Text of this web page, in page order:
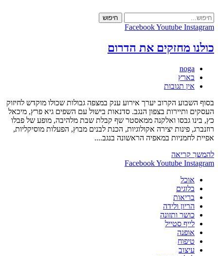
to
content
חיפוש
FacebookYoutube Instagram
כולנו מחזקים את הדרום
מחבר:
noga
קטגוריה:
בארץ
תגובות:
אין תגובות
בסוף השבוע הקרוב יערך אירוע ענק במצפה גבולות שכולו מוקדש לחיזוק
העסקים ותיירות בצפון הנגב. סדנאות בישול עם השפים גיא פרץ, מיכאל
כץ, בינו גבסו ואלקנה ממאסטר שף קבלת שבת מלהיבה, מופע של פבלו
רוזנברג, פינות יצירה אקולוגיות, הכנת לבנים מבוץ, הפעלות מוסיקליות,
אפיית לחמניות במאפיה הראשונה בנגב....
להמשך קריאהכולנו
מחזקיםFacebookYoutube Instagram
אוכל
בלוגים
בריאות
הריון ולידה
כושר ותזונה
לייף סטייל
אופנה
טיפוח
עיצוב